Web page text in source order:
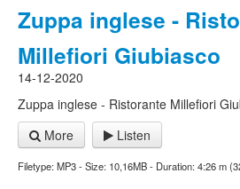
Zuppa inglese -
Millefiori Giubiasco
14-12-2020
Zuppa inglese - Ristorante Millefiori
More
Listen
Filetype: MP3 - Size: 10,16MB - Duration: 4:26 m